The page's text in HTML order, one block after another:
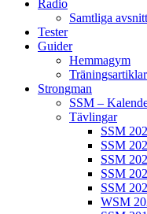
Radio
Samtliga avsnitt
Tester
Guider
Hemmagym
Träningsartiklar
Strongman
SSM –
Tävlingar
SSM
SSM
SSM
SSM
SSM
WSM